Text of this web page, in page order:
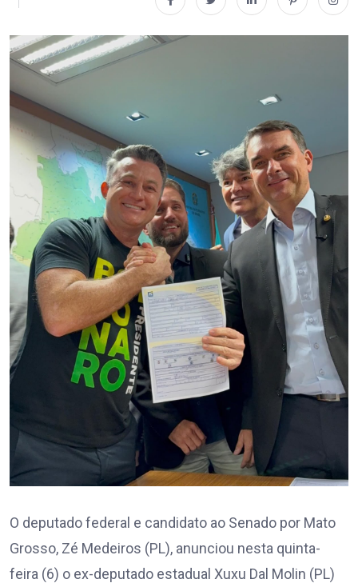
O deputado federal e candidato ao Senado por Mato
Grosso, Zé Medeiros (PL), anunciou nesta quinta-
feira (6) o ex-deputado estadual Xuxu Dal Molin (PL)